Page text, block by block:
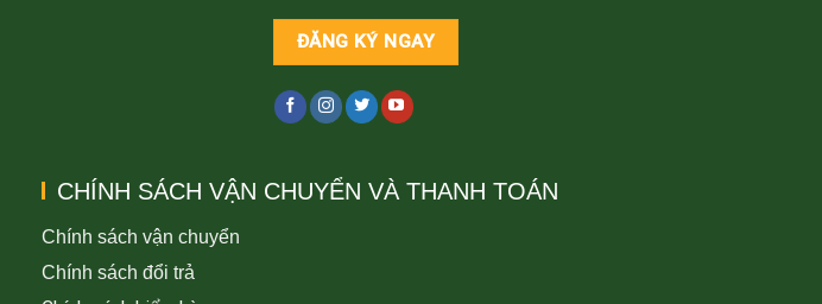
CHÍNH SÁCH VẬN CHUYỂN VÀ THANH TOÁN
Chính sách vận chuyển
Chính sách đổi trả